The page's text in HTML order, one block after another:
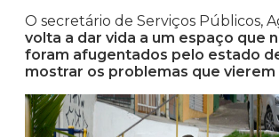
O secretário de Serviços Públicos,
volta a dar vida a um espaço que
foram afugentados pelo estado
mostrar os problemas que vierem